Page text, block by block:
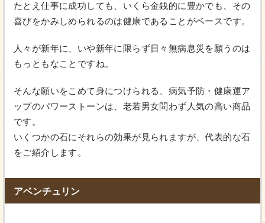
たとえ仕事に成功しても、いくら金銭的に豊かでも、その
喜びをかみしめられるのは健康であることがベースです。
人々が新年に、いや新年に限らず日々無病息災を願うのは
もっともなことですね。
そんな願いをこめて身につけられる、病気予防・健康運ア
ップのパワーストーンは、老若男女問わず人気の高い商品
です。
いくつかの石にそれらの効果が見られますが、代表的な石
をご紹介します。
アベンチュリン